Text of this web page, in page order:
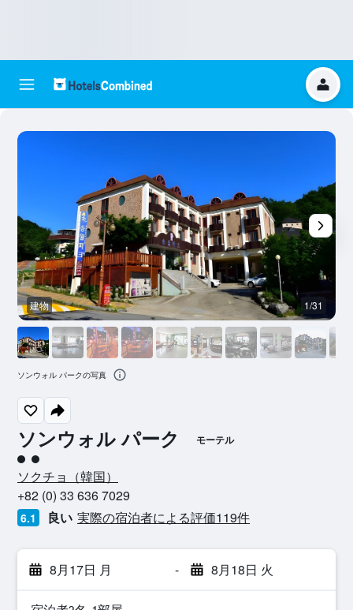
ソンウォル パーク モーテル
2​クラス評価
ソクチョ​（韓国​）​
+82 (0) 33 636 7029
6.1 良い 実際の宿泊者による評価119​件
8月17日 月 - 8月18日 火
建物 1/31
ソンウォル パークの写真